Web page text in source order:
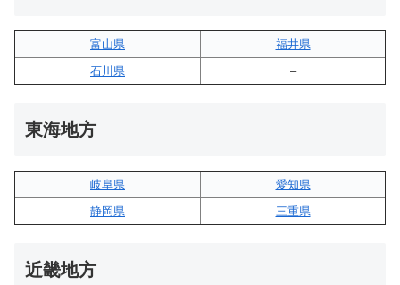
富山県
福井県
石川県
–
東海地方
岐阜県
愛知県
静岡県
三重県
近畿地方